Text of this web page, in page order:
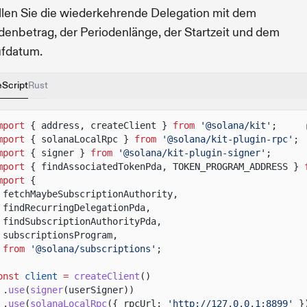
Sie die wiederkehrende Delegation mit dem
der Periodenlänge, der Startzeit und dem
Rust
{ address, createClient } from '@solana/kit' ;
{ solanaLocalRpc } from '@solana/kit-plugin-rpc' ;
{ signer } from '@solana/kit-plugin-signer' ;
{ findAssociatedTokenPda, TOKEN_PROGRAM_ADDRESS }
{
fetchMaybeSubscriptionAuthority,
findRecurringDelegationPda,
findSubscriptionAuthorityPda,
subscriptionsProgram,
from
'@solana/subscriptions' ;
client = createClient ()
. use(signer(userSigner))
. use(solanaLocalRpc({ rpcUrl: 'http://127.0.0.1:8899'